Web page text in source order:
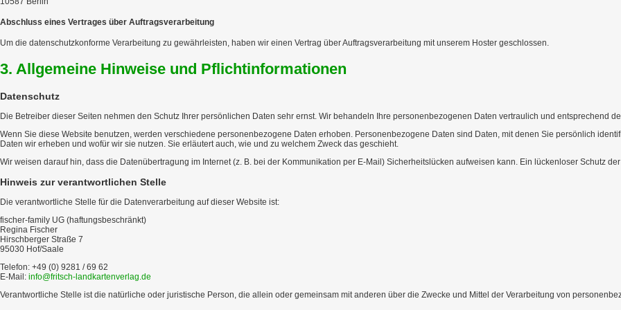
Abschluss eines Vertrages über Auftragsverarbeitung
Um die datenschutzkonforme Verarbeitung zu gewährleisten, haben wir einen Vertrag über Auftragsverarbeitung mit unserem Hoster geschlossen.
3. Allgemeine Hinweise und Pflicht­informationen
Datenschutz
Die Betreiber dieser Seiten nehmen den Schutz Ihrer persönlichen Daten sehr ernst. Wir behandeln Ihre personenbezogenen Daten vertraulich und entsprechend
Wenn Sie diese Website benutzen, werden verschiedene personenbezogene Daten erhoben. Personenbezogene Daten sind Daten, mit denen Sie persönlich
Daten wir erheben und wofür wir sie nutzen. Sie erläutert auch, wie und zu welchem Zweck das geschieht.
Wir weisen darauf hin, dass die Datenübertragung im Internet (z. B. bei der Kommunikation per E-Mail) Sicherheitslücken aufweisen kann. Ein lückenloser Schutz
Hinweis zur verantwortlichen Stelle
Die verantwortliche Stelle für die Datenverarbeitung auf dieser Website ist:
fischer-family UG (haftungsbeschränkt)
Regina Fischer
Hirschberger Straße 7
95030 Hof/Saale
Telefon: +49 (0) 9281 / 69 62
E-Mail: info@fritsch-landkartenverlag.de
Verantwortliche Stelle ist die natürliche oder juristische Person, die allein oder gemeinsam mit anderen über die Zwecke und Mittel der Verarbeitung von